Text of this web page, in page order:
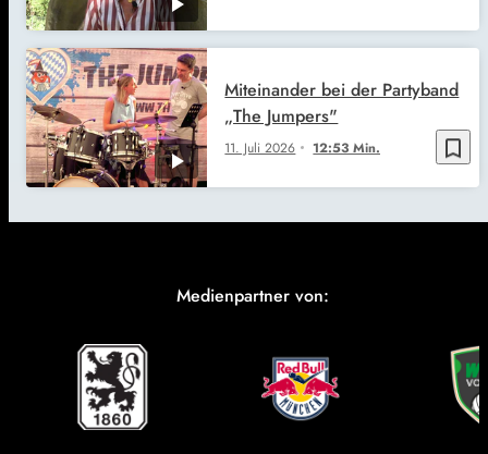
bookmark_border
11. Juli 2026 12:53 Min.
Miteinander bei der Partyband
„The Jumpers"
Medienpartner von: